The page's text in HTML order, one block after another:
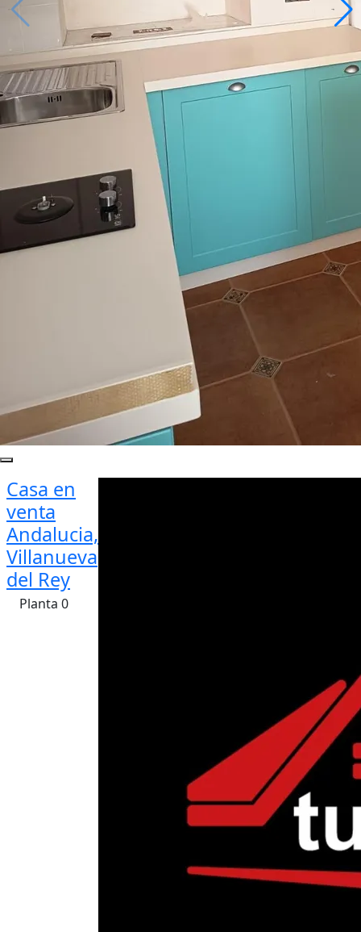
Casa en
venta
Andalucia,
Villanueva
del Rey
Planta 0